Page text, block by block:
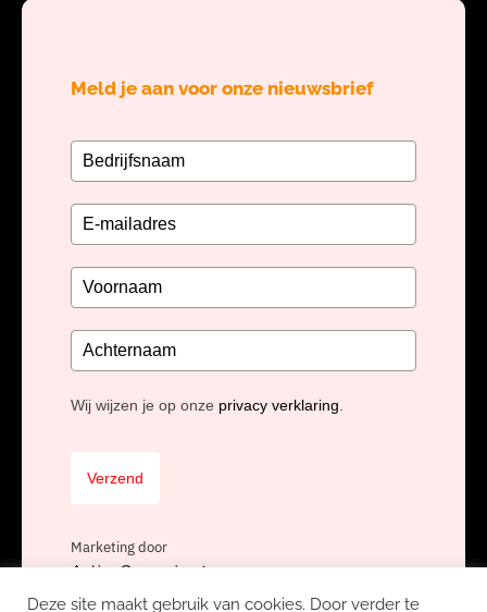
Meld je aan voor onze nieuwsbrief
Wij wijzen je op onze privacy verklaring.
Verzend
Marketing door
Deze site maakt gebruik van cookies. Door verder te